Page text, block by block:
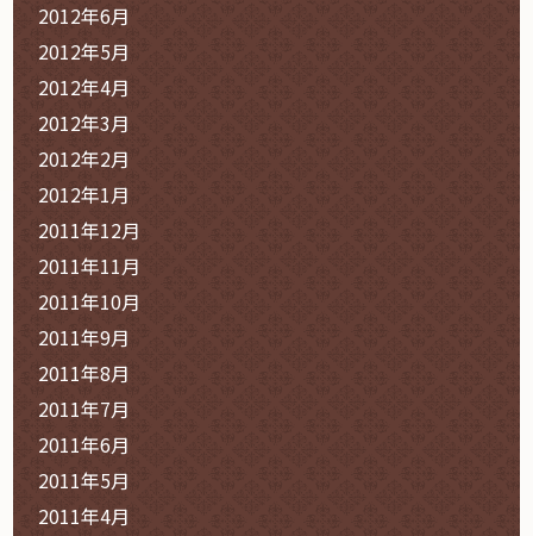
2012年6月
2012年5月
2012年4月
2012年3月
2012年2月
2012年1月
2011年12月
2011年11月
2011年10月
2011年9月
2011年8月
2011年7月
2011年6月
2011年5月
2011年4月